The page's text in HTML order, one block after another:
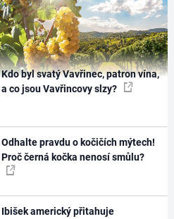
Kdo byl svatý Vavřinec, patron vína,
a co jsou Vavřincovy slzy?
Odhalte pravdu o kočičích mýtech!
Proč černá kočka nenosí smůlu?
Ibišek americký přitahuje